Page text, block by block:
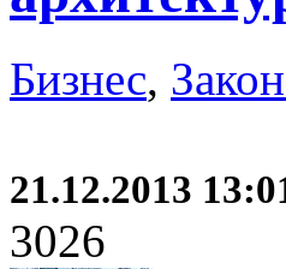
Бизнес,
21.12.2013
3026